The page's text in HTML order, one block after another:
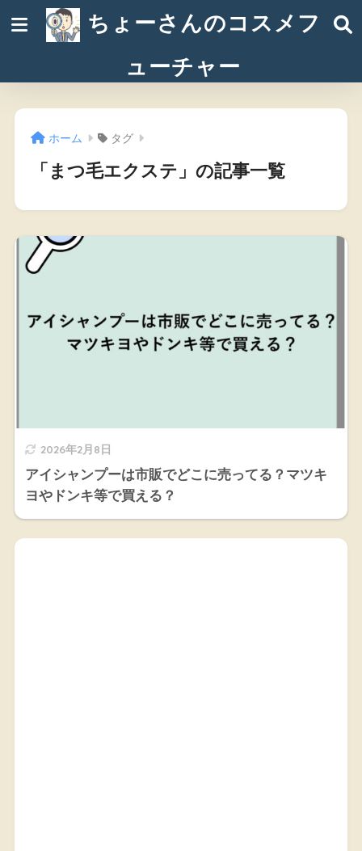
ちょーさんのコスメフ
ューチャー
ホーム タグ
「まつ毛エクステ」の記事一覧
2026年2月8日
アイシャンプーは市販でどこに売ってる？マツキ
ヨやドンキ等で買える？